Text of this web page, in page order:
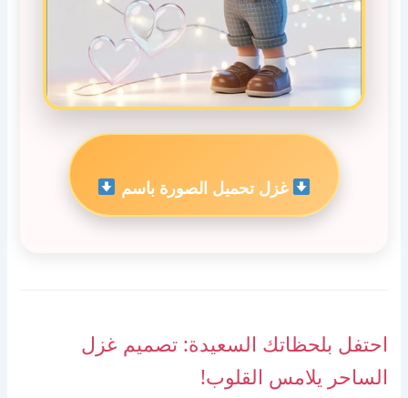
غزل تحميل الصورة باسم
احتفل بلحظاتك السعيدة: تصميم غزل
الساحر يلامس القلوب!